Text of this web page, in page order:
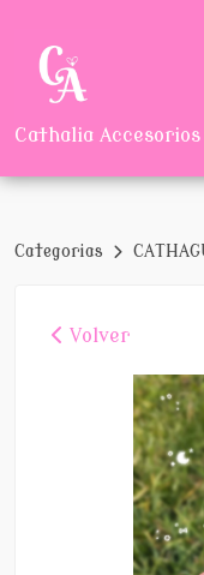
Cathalia Accesorios
Categorias
Volver